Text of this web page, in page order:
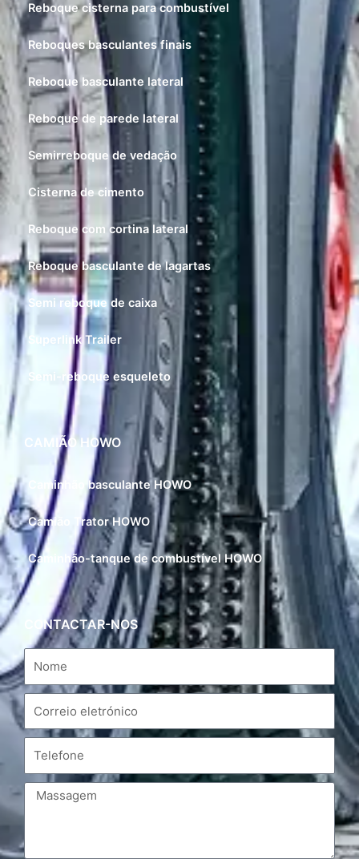
Reboque cisterna para combustível
Reboques basculantes finais
Reboque basculante lateral
Reboque de parede lateral
Semirreboque de vedação
Cisterna de cimento
Reboque com cortina lateral
Reboque basculante de lagartas
Semi reboque de caixa
Superlink Trailer
Semi-reboque esqueleto
CAMIÃO HOWO
Caminhão basculante HOWO
Camião Trator HOWO
Caminhão-tanque de combustível HOWO
CONTACTAR-NOS